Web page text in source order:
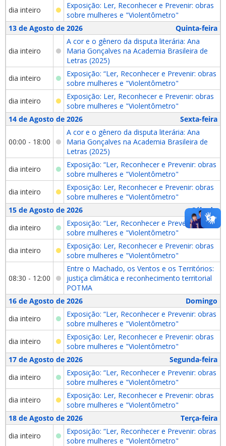
dia inteiro
Exposição: Ler, Reconhecer e Prevenir: obras
sobre mulheres e "Violentômetro"
13 de Agosto de 2026
Quinta-feira
dia inteiro
A cor e o gênero da disputa literária: Ana
Maria Gonçalves na Academia Brasileira de
Letras (2025)
dia inteiro
Exposição: “Ler, Reconhecer e Prevenir: obras
sobre mulheres e "Violentômetro"
dia inteiro
Exposição: Ler, Reconhecer e Prevenir: obras
sobre mulheres e "Violentômetro"
14 de Agosto de 2026
Sexta-feira
00:00 - 18:00
A cor e o gênero da disputa literária: Ana
Maria Gonçalves na Academia Brasileira de
Letras (2025)
dia inteiro
Exposição: “Ler, Reconhecer e Prevenir: obras
sobre mulheres e "Violentômetro"
dia inteiro
Exposição: Ler, Reconhecer e Prevenir: obras
sobre mulheres e "Violentômetro"
15 de Agosto de 2026
Sábado
dia inteiro
Exposição: “Ler, Reconhecer e Prevenir: obras
sobre mulheres e "Violentômetro"
dia inteiro
Exposição: Ler, Reconhecer e Prevenir: obras
sobre mulheres e "Violentômetro"
08:30 - 12:00
Entre o Machado, os Ventos e os Territórios:
justiça climática e reconhecimento territorial
POTMA
16 de Agosto de 2026
Domingo
dia inteiro
Exposição: “Ler, Reconhecer e Prevenir: obras
sobre mulheres e "Violentômetro"
dia inteiro
Exposição: Ler, Reconhecer e Prevenir: obras
sobre mulheres e "Violentômetro"
17 de Agosto de 2026
Segunda-feira
dia inteiro
Exposição: “Ler, Reconhecer e Prevenir: obras
sobre mulheres e "Violentômetro"
dia inteiro
Exposição: Ler, Reconhecer e Prevenir: obras
sobre mulheres e "Violentômetro"
18 de Agosto de 2026
Terça-feira
dia inteiro
Exposição: “Ler, Reconhecer e Prevenir: obras
sobre mulheres e "Violentômetro"